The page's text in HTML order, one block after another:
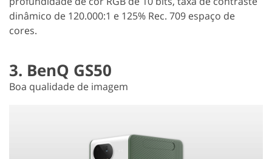
dinâmico de 120.000:1 e 125% Rec. 709 espaço de
cores.
3. BenQ GS50
Boa qualidade de imagem